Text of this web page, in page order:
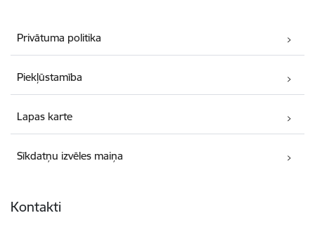
Privātuma politika
Piekļūstamība
Lapas karte
Sīkdatņu izvēles maiņa
Kontakti